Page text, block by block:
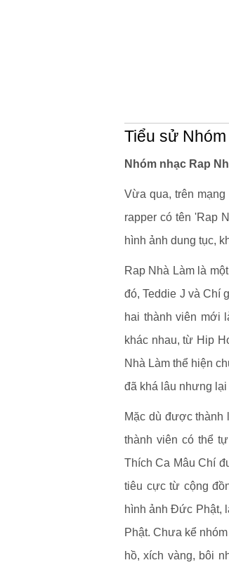
Tiểu sử
Nhóm nhạc Rap
Vừa qua, trên
rapper có tên 'Rap
hình ảnh dung tục,
Rap Nhà Làm là
đó, Teddie J và Chí
hai thành viên mới
khác nhau, từ Hip
Nhà Làm thể hiện
đã khá lâu nhưng
Mặc dù được thành
thành viên có thể
Thích Ca Mâu Chí
tiêu cực từ cộng
hình ảnh Đức Phật,
Phật. Chưa kể
hồ, xích vàng, bôi